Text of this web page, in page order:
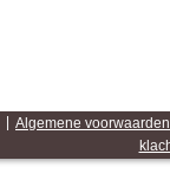
Algemene voorwaarden